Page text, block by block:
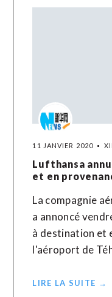
11 JANVIER 2020
Lufthansa
et en
La compagnie
a annoncé
à destination et
l'aéroport de
LIRE LA SUITE →